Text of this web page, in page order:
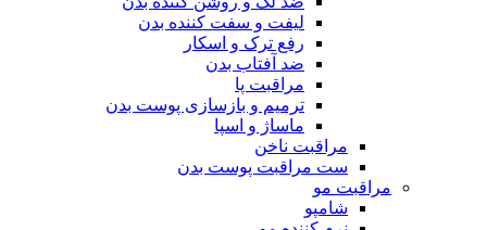
لیفت و سفت کننده بدن
رفع ترک و اسکار
ضد آفتاب بدن
مراقبت پا
ترمیم و بازسازی پوست بدن
ماساژ و اسپا
مراقبت ناخن
ست مراقبت پوست بدن
مراقبت مو
شامپو